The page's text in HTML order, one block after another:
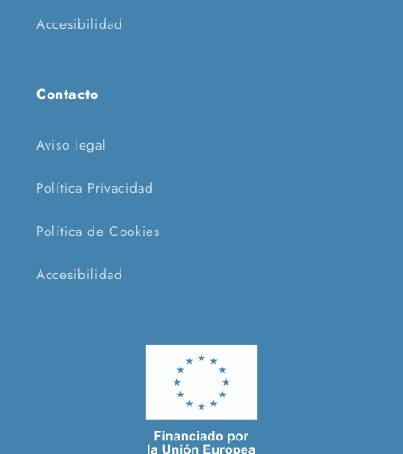
Accesibilidad
Contacto
Aviso legal
Política Privacidad
Política de Cookies
Accesibilidad